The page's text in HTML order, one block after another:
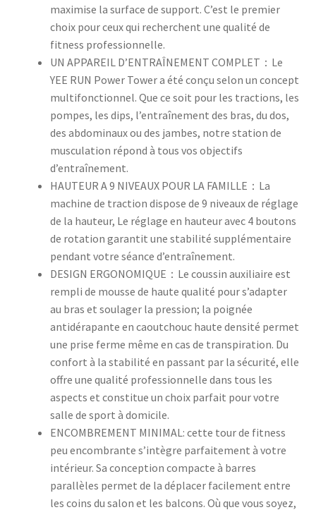
maximise la surface de support. C’est le premier
choix pour ceux qui recherchent une qualité de
fitness professionnelle.
UN APPAREIL D’ENTRAÎNEMENT COMPLET：Le
YEE RUN Power Tower a été conçu selon un concept
multifonctionnel. Que ce soit pour les tractions, les
pompes, les dips, l’entraînement des bras, du dos,
des abdominaux ou des jambes, notre station de
musculation répond à tous vos objectifs
d’entraînement.
HAUTEUR A 9 NIVEAUX POUR LA FAMILLE：La
machine de traction dispose de 9 niveaux de réglage
de la hauteur, Le réglage en hauteur avec 4 boutons
de rotation garantit une stabilité supplémentaire
pendant votre séance d’entraînement.
DESIGN ERGONOMIQUE：Le coussin auxiliaire est
rempli de mousse de haute qualité pour s’adapter
au bras et soulager la pression; la poignée
antidérapante en caoutchouc haute densité permet
une prise ferme même en cas de transpiration. Du
confort à la stabilité en passant par la sécurité, elle
offre une qualité professionnelle dans tous les
aspects et constitue un choix parfait pour votre
salle de sport à domicile.
ENCOMBREMENT MINIMAL: cette tour de fitness
peu encombrante s’intègre parfaitement à votre
intérieur. Sa conception compacte à barres
parallèles permet de la déplacer facilement entre
les coins du salon et les balcons. Où que vous soyez,